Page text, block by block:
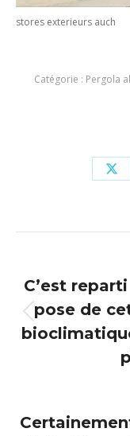
stores exterieurs auch
Catégorie : Pergola
X
article
C’est
pose de